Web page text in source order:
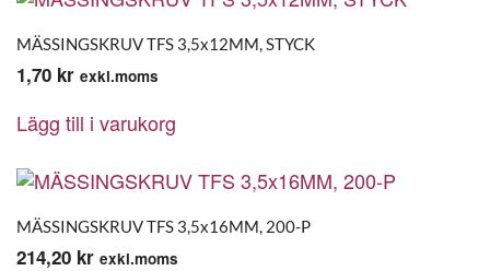
MÄSSINGSKRUV TFS 3,5x12MM, STYCK
1,70 kr exkl.moms
Lägg till i varukorg
MÄSSINGSKRUV TFS 3,5x16MM, 200-P
214,20 kr exkl.moms